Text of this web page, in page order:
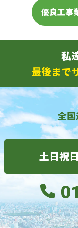
優良工事
私
最後まで
全国
土日祝